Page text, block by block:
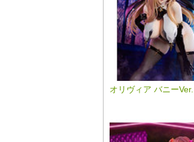
オリヴィア バニーVer.